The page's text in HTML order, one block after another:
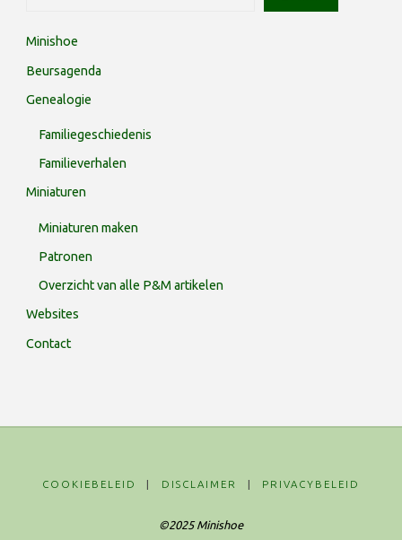
Minishoe
Beursagenda
Genealogie
Familiegeschiedenis
Familieverhalen
Miniaturen
Miniaturen maken
Patronen
Overzicht van alle P&M artikelen
Websites
Contact
COOKIEBELEID DISCLAIMER PRIVACYBELEID
©2025 Minishoe